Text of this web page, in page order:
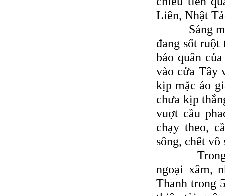
Liên, Nhật
Sáng
đang sốt ruột
báo quân
vào cửa Tây
kịp mặc áo
chưa kịp
vuợt cầu
chạy theo,
sông, chết vô
Trong lịch
ngoại xâm,
Thanh trong